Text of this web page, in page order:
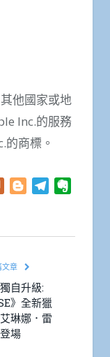
他國家或地
Inc.的服務
商標。
Plurk BloggerTelegram
文章
獨自升級:
》全新獵
琳娜．雷
場